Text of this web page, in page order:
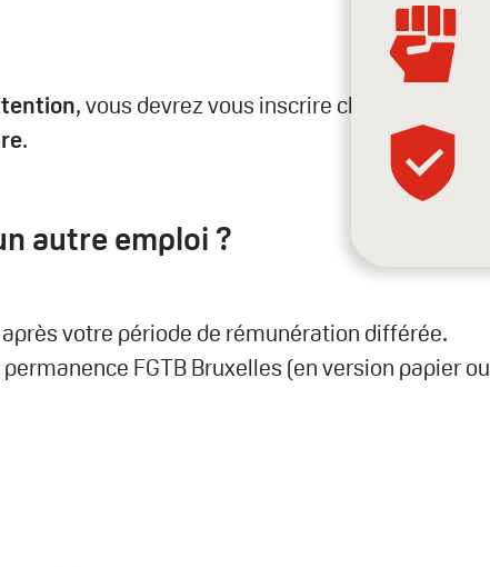
, vous devrez vous inscrire chez
.
autre emploi ?
après votre période de rémunération différée.
FGTB Bruxelles (en version papier ou